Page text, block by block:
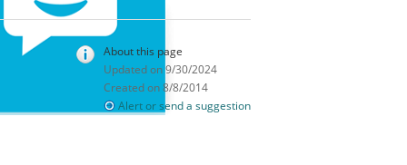
About this page
Updated on 9/30/2024
Created on 8/8/2014
Alert or send a suggestion